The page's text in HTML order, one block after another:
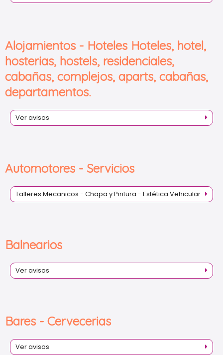
Alojamientos - Hoteles Hoteles, hotel,
hosterias, hostels, residenciales,
cabañas, complejos, aparts, cabañas,
departamentos.
Ver avisos
Automotores - Servicios
Talleres Mecanicos - Chapa y Pintura - Estética Vehicular
Balnearios
Ver avisos
Bares - Cervecerias
Ver avisos